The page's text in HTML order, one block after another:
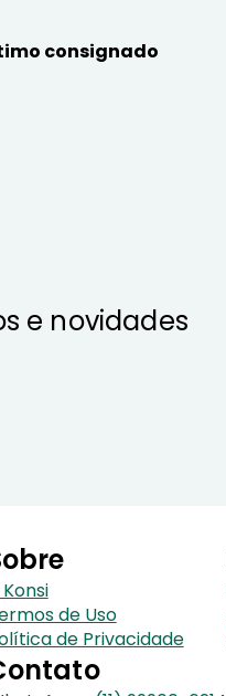
consignado
e novidades
de Uso
de Privacidade